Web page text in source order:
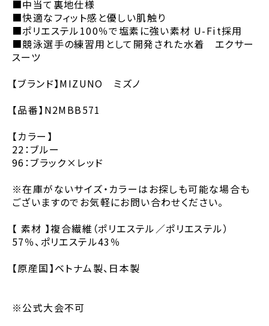
■中当て裏地仕様
■快適なフィット感と優しい肌触り
■ポリエステル100％で塩素に強い素材 U-Fit採用
■競泳選手の練習用として開発された水着 エクサー
スーツ
【ブランド】MIZUNO ミズノ
【品番】N2MBB571
【カラー】
22：ブルー
96：ブラック×レッド
※在庫がないサイズ・カラーはお探しも可能な場合も
ございますのでお気軽にお問い合わせください。
【 素材 】複合繊維（ポリエステル／ポリエステル）
57％、ポリエステル43％
【原産国】ベトナム製、日本製
※公式大会不可